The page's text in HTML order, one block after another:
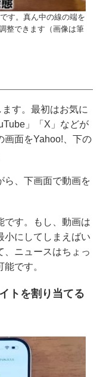
す。真ん中の線の端を
整できます（画像は筆
す。最初はお気に
」「X」などが
画面をYahoo!、下の
ら、下画面で動画を
です。もし、動画は
小にしてしまえばい
、ニュースはちょっ
です。
トを割り当てる